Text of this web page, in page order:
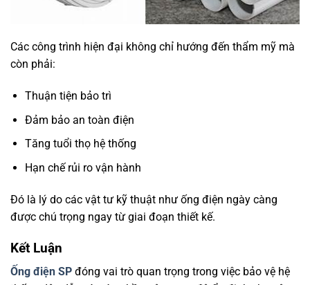
Các công trình hiện đại không chỉ hướng đến thẩm mỹ mà
còn phải:
Thuận tiện bảo trì
Đảm bảo an toàn điện
Tăng tuổi thọ hệ thống
Hạn chế rủi ro vận hành
Đó là lý do các vật tư kỹ thuật như ống điện ngày càng
được chú trọng ngay từ giai đoạn thiết kế.
Kết Luận
Ống điện SP đóng vai trò quan trọng trong việc bảo vệ hệ